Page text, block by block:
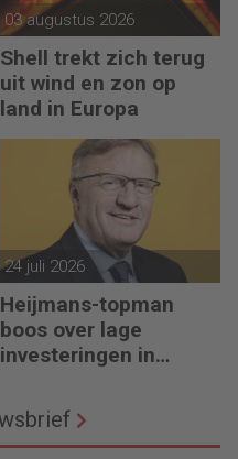
03 augustus 2026
Shell trekt zich terug
uit wind en zon op
land in Europa
24 juli 2026
Heijmans-topman
boos over lage
investeringen in